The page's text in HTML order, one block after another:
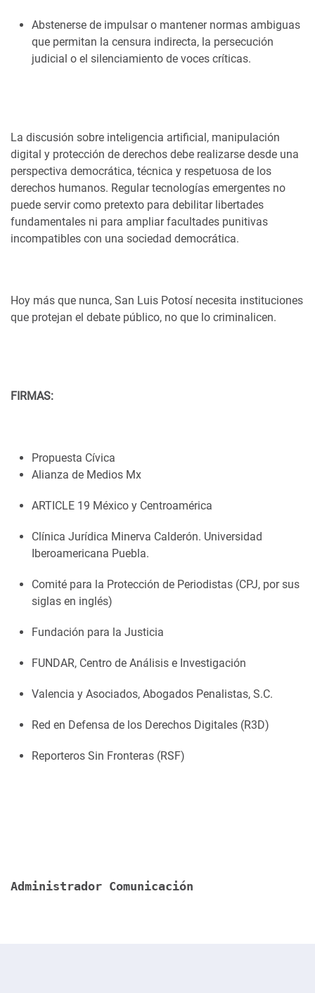
Abstenerse de impulsar o mantener normas ambiguas
que permitan la censura indirecta, la persecución
judicial o el silenciamiento de voces críticas.
La discusión sobre inteligencia artificial, manipulación
digital y protección de derechos debe realizarse desde una
perspectiva democrática, técnica y respetuosa de los
derechos humanos. Regular tecnologías emergentes no
puede servir como pretexto para debilitar libertades
fundamentales ni para ampliar facultades punitivas
incompatibles con una sociedad democrática.
Hoy más que nunca, San Luis Potosí necesita instituciones
que protejan el debate público, no que lo criminalicen.
FIRMAS:
Propuesta Cívica
Alianza de Medios Mx
ARTICLE 19 México y Centroamérica
Clínica Jurídica Minerva Calderón. Universidad
Iberoamericana Puebla.
Comité para la Protección de Periodistas (CPJ, por sus
siglas en inglés)
Fundación para la Justicia
FUNDAR, Centro de Análisis e Investigación
Valencia y Asociados, Abogados Penalistas, S.C.
Red en Defensa de los Derechos Digitales (R3D)
Reporteros Sin Fronteras (RSF)
Administrador Comunicación